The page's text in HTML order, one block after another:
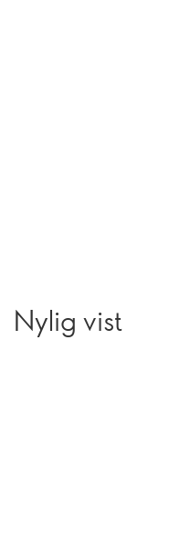
Nylig vist